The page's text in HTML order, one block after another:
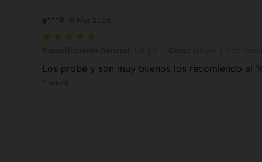
g***0
Los probé y son muy buenos los recomiendo al
Traducir